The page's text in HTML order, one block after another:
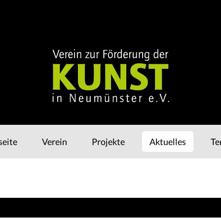
Navigation
überspringen
Verein Projekte Aktuelles